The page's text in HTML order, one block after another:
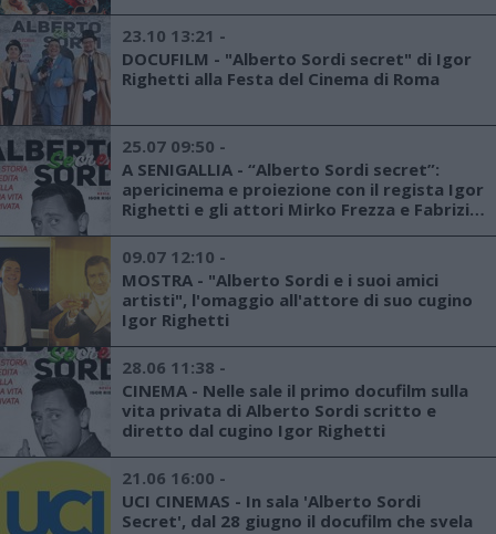
23.10 13:21 -
DOCUFILM - "Alberto Sordi secret" di Igor
Righetti alla Festa del Cinema di Roma
25.07 09:50 -
A SENIGALLIA - “Alberto Sordi secret”:
apericinema e proiezione con il regista Igor
Righetti e gli attori Mirko Frezza e Fabrizio
09.07 12:10 -
MOSTRA - "Alberto Sordi e i suoi amici
artisti", l'omaggio all'attore di suo cugino
Igor Righetti
28.06 11:38 -
CINEMA - Nelle sale il primo docufilm sulla
vita privata di Alberto Sordi scritto e
diretto dal cugino Igor Righetti
21.06 16:00 -
UCI CINEMAS - In sala 'Alberto Sordi
Secret', dal 28 giugno il docufilm che svela